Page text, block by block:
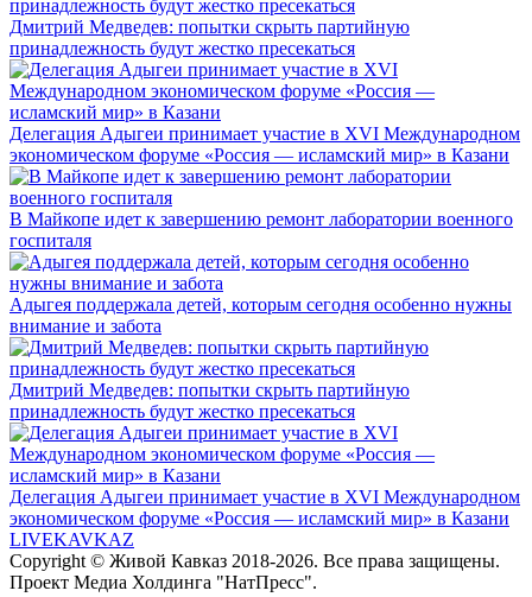
Дмитрий Медведев: попытки скрыть партийную
принадлежность будут жестко пресекаться
Делегация Адыгеи принимает участие в XVI Международном
экономическом форуме «Россия — исламский мир» в Казани
В Майкопе идет к завершению ремонт лаборатории военного
госпиталя
Адыгея поддержала детей, которым сегодня особенно нужны
внимание и забота
Дмитрий Медведев: попытки скрыть партийную
принадлежность будут жестко пресекаться
Делегация Адыгеи принимает участие в XVI Международном
экономическом форуме «Россия — исламский мир» в Казани
LIVEKAVKAZ
Copyright © Живой Кавказ 2018-2026. Все права защищены.
Проект Медиа Холдинга "НатПресс".